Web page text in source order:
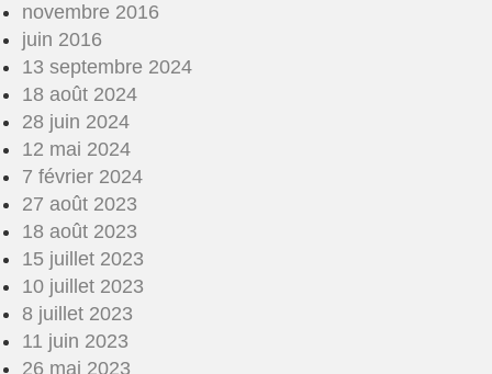
novembre 2016
juin 2016
13 septembre 2024
18 août 2024
28 juin 2024
12 mai 2024
7 février 2024
27 août 2023
18 août 2023
15 juillet 2023
10 juillet 2023
8 juillet 2023
11 juin 2023
26 mai 2023